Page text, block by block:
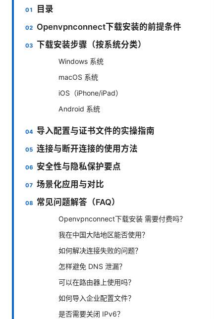
目录
Openvpnconnect下载安装的前提条件
下载安装步骤（按系统分类）
Windows 系统
macOS 系统
iOS（iPhone/iPad）
Android 系统
导入配置与证书文件的实操指南
连接与断开连接的使用方法
安全性与隐私保护要点
场景化应用与对比
常见问题解答（FAQ）
Openvpnconnect下载安装 需要付费吗？
我在中国大陆地区能否使用？
如何解决连接失败的问题？
怎样避免 DNS 泄漏？
可以在路由器上使用吗？
如何导入企业配置文件？
是否需要关闭 IPv6？